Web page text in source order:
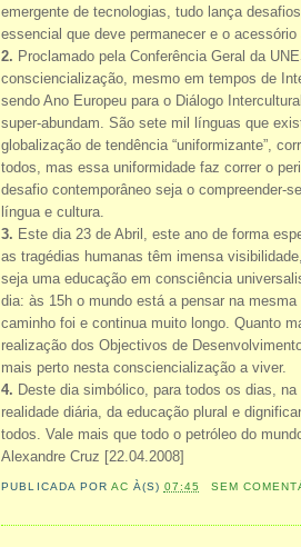
emergente de tecnologias, tudo lança
essencial que deve permanecer e o acessório
2. Proclamado pela Conferência Geral da
consciencialização, mesmo em tempos de
sendo Ano Europeu para o Diálogo
super-abundam. São sete mil línguas que
globalização de tendência “uniformizante”,
todos, mas essa uniformidade faz correr o
desafio contemporâneo seja o compreender-
língua e cultura.
3. Este dia 23 de Abril, este ano de forma
as tragédias humanas têm imensa
seja uma educação em consciência
dia: às 15h o mundo está a pensar na
caminho foi e continua muito longo. Quanto
realização dos Objectivos de
mais perto nesta consciencialização a viver.
4. Deste dia simbólico, para todos os dias,
realidade diária, da educação plural e
todos. Vale mais que todo o petróleo do
Alexandre Cruz [22.04.2008]
PUBLICADA POR AC À(S) 07:45 SEM